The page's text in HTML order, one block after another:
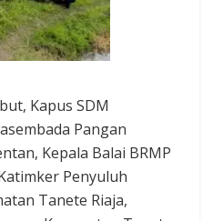
Kapus SDM
Pangan
Kepala Balai BRMP
Penyuluh
Tanete Riaja,